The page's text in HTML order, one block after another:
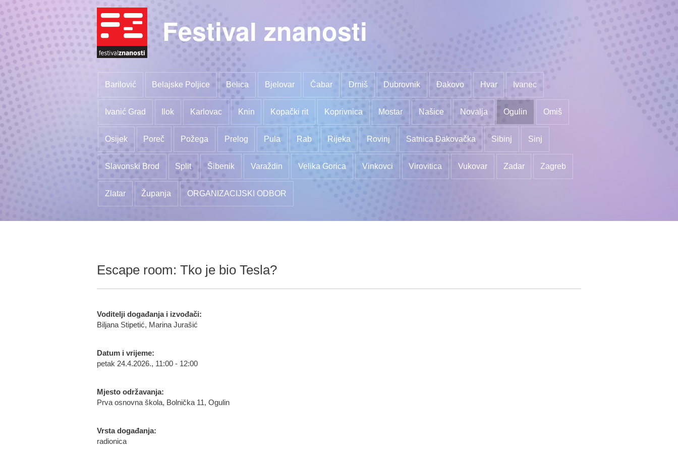
Festival znanosti
Barilović Belajske Poljice Belica Bjelovar Čabar Drniš Dubrovnik Đakovo Hvar Ivanec
Ivanić Grad Ilok Karlovac Knin Kopački rit Koprivnica Mostar Našice Novalja Ogulin Omiš
Osijek Poreč Požega Prelog Pula Rab Rijeka Rovinj Satnica Đakovačka Sibinj Sinj
Slavonski Brod Split Šibenik Varaždin Velika Gorica Vinkovci Virovitica Vukovar Zadar Zagreb
Zlatar Županja ORGANIZACIJSKI ODBOR
Escape room: Tko je bio Tesla?
Voditelji događanja i izvođači:
Biljana Stipetić, Marina Jurašić
Datum i vrijeme:
petak 24.4.2026., 11:00 - 12:00
Mjesto održavanja:
Prva osnovna škola, Bolnička 11, Ogulin
Vrsta događanja:
radionica